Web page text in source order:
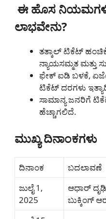
ಈ ಹೊಸ
ಲಾಭವೇನು?
ತತ್ಕಾಲ್ ಟಿಕೆಟ್
ನ್ಯಾಯಸಮ್ಮತ ಮತ್ತು
ಫೇಕ್ ಐಡಿ ಬಳಕೆ,
ಟಿಕೆಟ್ ದರಗಳು
ಸಾಮಾನ್ಯ ಜನರಿಗೆ
ಹೆಚ್ಚಾಗಲಿದೆ.
ಮುಖ್ಯ ದಿನಾಂಕಗಳು
ದಿನಾಂಕ
ಬದಲಾವಣೆ
ಜುಲೈ 1,
2025
ಆಧಾರ್
ಬುಕ್ಕಿಂಗ್